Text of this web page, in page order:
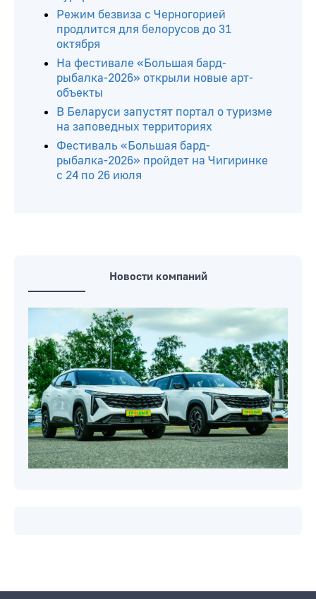
Режим безвиза с Черногорией
продлится для белорусов до 31
октября
На фестивале «Большая бард-
рыбалка-2026» открыли новые арт-
объекты
В Беларуси запустят портал о туризме
на заповедных территориях
Фестиваль «Большая бард-
рыбалка-2026» пройдет на Чигиринке
с 24 по 26 июля
Новости компаний